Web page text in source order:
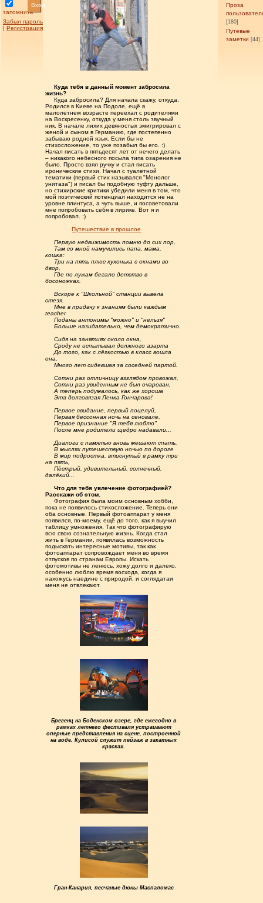
запомнить
Вход
Забыл пароль
| Регистрация
Проза
[180]
Путевые
заметки [44]
.....Куда тебя в данный момент забросила
жизнь?
.....Куда забросила? Для начала скажу, откуда.
Родился в Киеве на Подоле, ещё в
малолетнем возрасте переехал с родителями
на Воскресенку, откуда у меня столь звучный
ник. В начале лихих девяностых эмигрировал с
женой и сыном в Германию, где постепенно
забываю родной язык. Если бы не
стихосложение, то уже позабыл бы его. :)
Начал писать в пятьдесят лет от нечего делать
– никакого небесного посыла типа озарения не
было. Просто взял ручку и стал писать
иронические стихи. Начал с туалетной
тематики (первый стих назывался "Монолог
унитаза") и писал бы подобную туфту дальше,
но стихирские критики убедили меня в том, что
мой поэтический потенциал находится не на
уровне плинтуса, а чуть выше, и посоветовали
мне попробовать себя в лирике. Вот я и
попробовал. :)
...............Путешествие в прошлое
.....Первую недвижимость помню до сих пор,
Там со мной намучились папа, мама,
кошка:
Три на пять плюс кухонька с окнами во
двор,
.....Где по лужам бегало детство в
босоножках.
.....Вскоре к "Школьной" станции вывела
стезя.
.....Мне в придачу к знаниям были каждым
teacher
.....Поданы антонимы "можно" и "нельзя"
.....Больше назидательно, чем демократично.
.....Сидя на занятиях около окна,
.....Сроду не испытывал должного азарта
.....До того, как с лёгкостью в класс вошла
она,
.....Много лет сидевшая за соседней партой.
.....Сотни раз отличницу взглядом провожал,
.....Сотни раз увиденным не был очарован,
.....А теперь подумалось, как же хороша
.....Эта долговязая Ленка Гончарова!
.....Первое свидание, первый поцелуй,
.....Первая бессонная ночь на сеновале,
.....Первое признание "Я тебя люблю".
.....После мне родители щедро надавали...
.....Диалоги с памятью вновь мешают спать.
.....В мыслях путешествую ночью по дороге
.....В мир подростка, втиснутый в рамку три
на пять,
.....Пёстрый, удивительный, солнечный,
далёкий...
.....Что для тебя увлечение фотографией?
Расскажи об этом.
.....Фотография была моим основным хобби,
пока не появилось стихосложение. Теперь они
оба основные. Первый фотоаппарат у меня
появился, по-моему, ещё до того, как я выучил
таблицу умножения. Так что фотографирую
всю свою сознательную жизнь. Когда стал
жить в Германии, появилась возможность
подыскать интересные мотивы, так как
фотоаппарат сопровождает меня во время
отпусков по странам Европы. Искать
фотомотивы не ленюсь, хожу долго и далеко,
особенно люблю время восхода, когда я
нахожусь наедине с природой, и соглядатаи
меня не отвлекают.
Брегенц на Боденском озере, где ежегодно в
рамках летнего фестиваля устраивают
оперные представления на сцене, построенной
на воде. Кулисой служит пейзаж в закатных
красках.
Гран-Канария, песчаные дюны Маспаломас